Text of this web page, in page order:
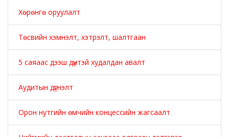
Хөрөнгө оруулалт
Төсвийн хэмнэлт, хэтрэлт, шалтгаан
5 саяаас дээш дүнтэй худалдан авалт
Аудитын дүгнэлт
Орон нутгийн өмчийн концессийн жагсаалт